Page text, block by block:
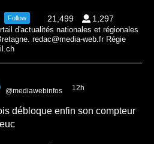
Follow 21,499 1,297
d'actualités nationales et régionales
redac@media-web.fr Régie
@mediawebinfos 12h
débloque enfin son compteur